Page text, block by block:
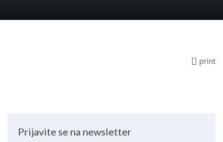
print
Prijavite se na newsletter